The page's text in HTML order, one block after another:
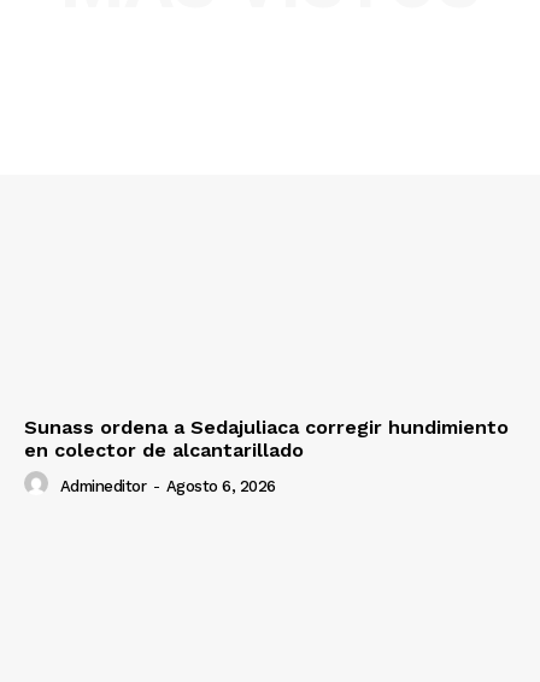
Sunass ordena a Sedajuliaca corregir hundimiento
en colector de alcantarillado
Admineditor - Agosto 6, 2026